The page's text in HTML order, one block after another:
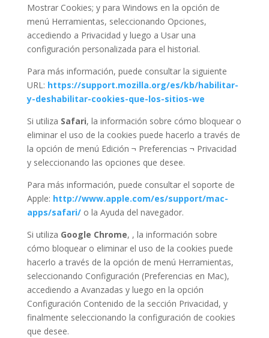
Mostrar Cookies; y para Windows en la opción de
menú Herramientas, seleccionando Opciones,
accediendo a Privacidad y luego a Usar una
configuración personalizada para el historial.
Para más información, puede consultar la siguiente
URL: https://support.mozilla.org/es/kb/habilitar-
y-deshabilitar-cookies-que-los-sitios-we
Si utiliza Safari, la información sobre cómo bloquear o
eliminar el uso de la cookies puede hacerlo a través de
la opción de menú Edición ¬ Preferencias ¬ Privacidad
y seleccionando las opciones que desee.
Para más información, puede consultar el soporte de
Apple: http://www.apple.com/es/support/mac-
apps/safari/o la Ayuda del navegador.
Si utiliza Google Chrome, , la información sobre
cómo bloquear o eliminar el uso de la cookies puede
hacerlo a través de la opción de menú Herramientas,
seleccionando Configuración (Preferencias en Mac),
accediendo a Avanzadas y luego en la opción
Configuración Contenido de la sección Privacidad, y
finalmente seleccionando la configuración de cookies
que desee.